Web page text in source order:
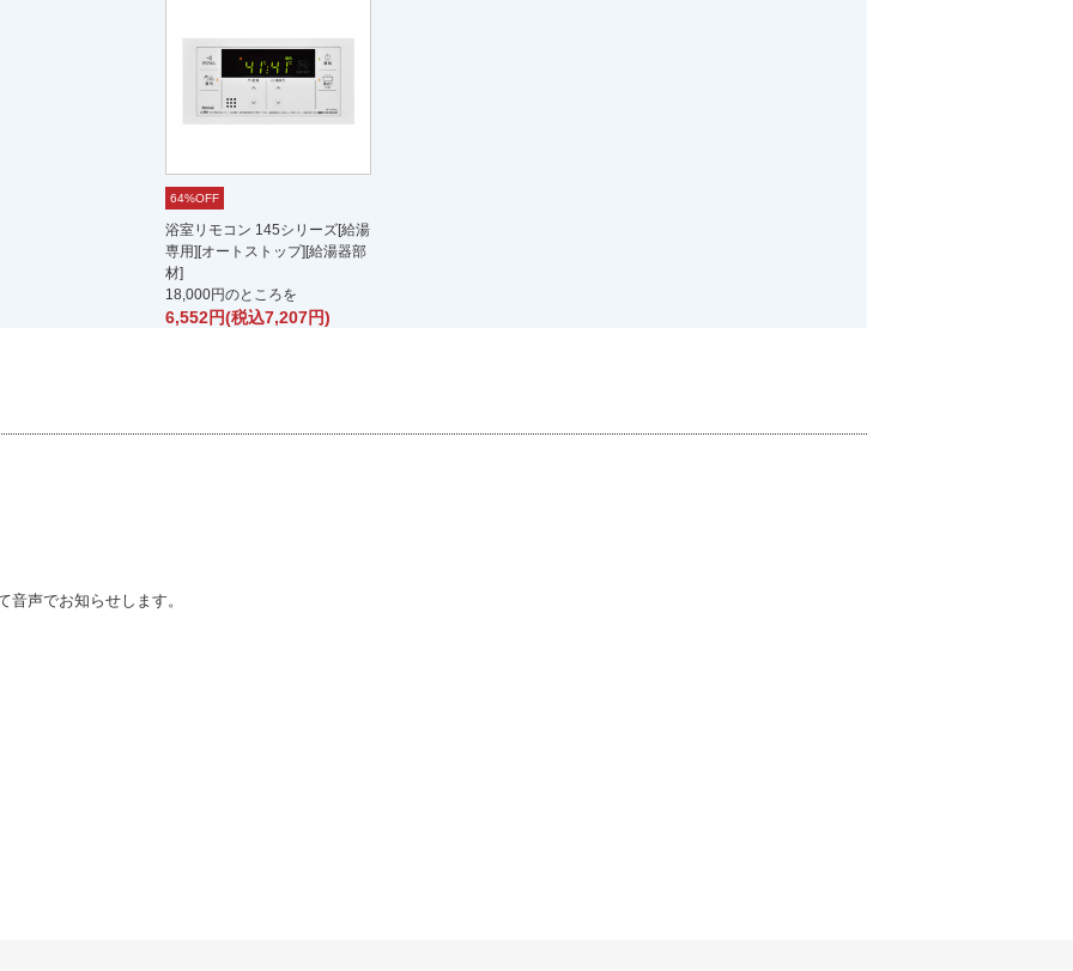
64%OFF
浴室リモコン 145シリーズ[給湯
専用][オートストップ][給湯器部
材]
18,000円のところを
6,552円(税込7,207円)
声でお知らせします。